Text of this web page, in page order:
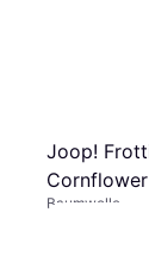
Joop!
Baumwolle